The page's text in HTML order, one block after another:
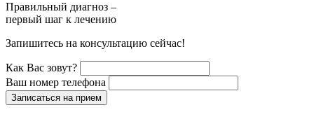
Правильный диагноз –
первый шаг к лечению
Запишитесь на консультацию сейчас!
Как Вас зовут?
Ваш номер телефона
Записаться на прием